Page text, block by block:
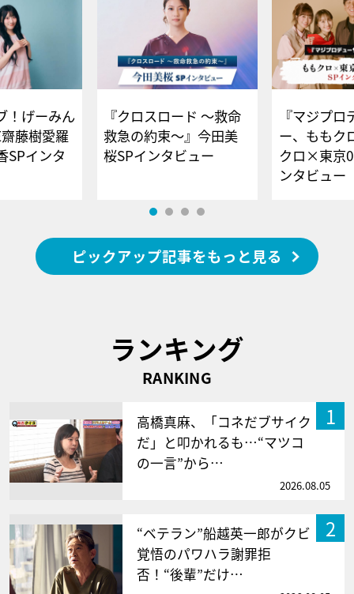
！げーみん
藤樹愛羅
SPインタ
『クロスロード ～救命
救急の約束～』今田美
桜SPインタビュー
『マジプロ
ー、ももク
クロ×東京
ンタビュー
ピックアップ記事をもっと見る
ランキング
RANKING
1
高橋真麻、「コネだブサイク
だ」と叩かれるも…“マツコ
の一言”から…
2026.08.05
2
“ベテラン”船越英一郎がクビ
覚悟のパワハラ謝罪拒
否！“後輩”だけ…